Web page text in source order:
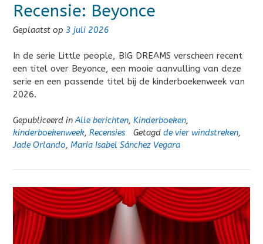
Recensie: Beyonce
Geplaatst op 3 juli 2026
In de serie Little people, BIG DREAMS verscheen recent
een titel over Beyonce, een mooie aanvulling van deze
serie en een passende titel bij de kinderboekenweek van
2026.
Gepubliceerd inAlle berichten, Kinderboeken,
kinderboekenweek, Recensies Getagd de vier windstreken,
Jade Orlando, Maria Isabel Sánchez Vegara